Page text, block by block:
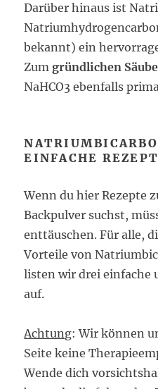
Darüber hinaus ist
bekannt) ein
Zumgründlichen
NaHCO3 ebenfalls
EINFACHE
Wenn du hier Rezepte
Backpulver suchst,
enttäuschen. Für alle,
Vorteile von
listen wir drei einfache
auf.
Achtung: Wir können
Seite keine
Wende dich